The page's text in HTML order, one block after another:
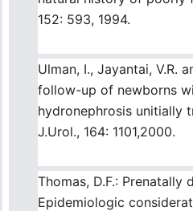
152: 593, 1994.
Ulman, I., Jayantai, V.R.
follow-up of newborns
hydronephrosis unitially
J.Urol., 164: 1101,2000.
Thomas, D.F.: Prenatally
Epidemiologic